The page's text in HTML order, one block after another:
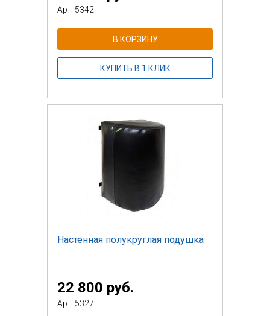
Арт: 5342
В КОРЗИНУ
КУПИТЬ В 1 КЛИК
Настенная полукруглая подушка
22 800 руб.
Арт: 5327